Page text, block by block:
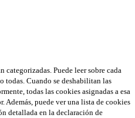
categorizadas. Puede leer sobre cada
todas. Cuando se deshabilitan las
todas las cookies asignadas a esa
Además, puede ver una lista de cookies
detallada en la declaración de